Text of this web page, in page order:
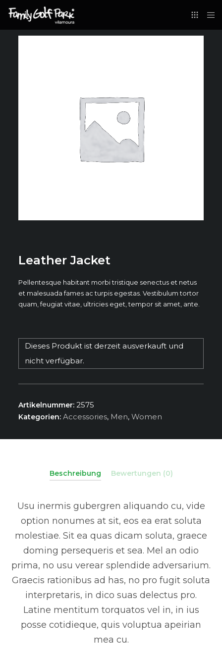
Leather Jacket
Pellentesque habitant morbi tristique senectus et netus
et malesuada fames ac turpis egestas. Vestibulum tortor
quam, feugiat vitae, ultricies eget, tempor sit amet, ante.
Dieses Produkt ist derzeit ausverkauft und
nicht verfügbar.
Artikelnummer: 2575
Kategorien: Accessories, Men,Women
Beschreibung Bewertungen (0)
Usu inermis gubergren aliquando cu, vide
option nonumes at sit, eos ea erat soluta
molestiae. Sit ea quas dicam soluta, graece
doming persequeris et sea. Mel an odio
prima, no usu verear splendide adversarium.
Graecis rationibus ad has, no pro fugit soluta
interpretaris, in dico suas delectus pro.
Latine mentitum torquatos vel in, in ius
posse cotidieque, quis voluptua apeirian
mea cu.